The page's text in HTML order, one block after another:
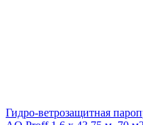
Гидро-ветрозащитная